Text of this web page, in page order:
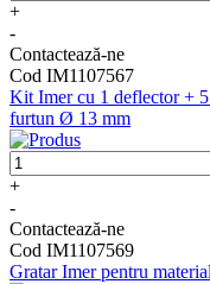
+
-
Contactează-ne
Cod IM1107567
Kit Imer cu 1 deflector +
furtun Ø 13 mm
+
-
Contactează-ne
Cod IM1107569
Gratar Imer pentru